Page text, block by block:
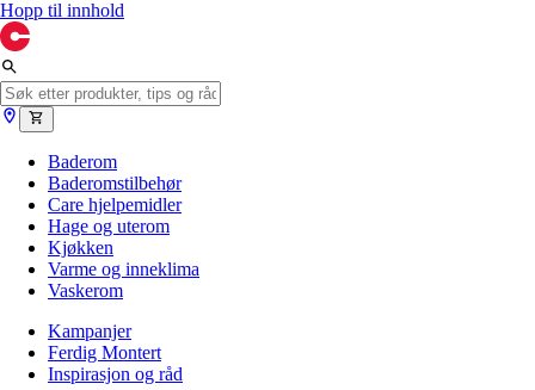
Hopp til innhold
Baderom
Baderomstilbehør
Care hjelpemidler
Hage og uterom
Kjøkken
Varme og inneklima
Vaskerom
Kampanjer
Ferdig Montert
Inspirasjon og råd